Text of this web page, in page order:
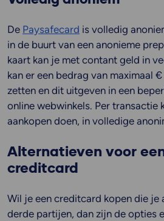
De Paysafecard is volledig
in de buurt van een anonieme
kaart kan je met contant geld in
kan er een bedrag van maximaal
zetten en dit uitgeven in een
online webwinkels. Per transactie
aankopen doen, in volledige
Alternatieven voor
creditcard
Wil je een creditcard kopen die je
derde partijen, dan zijn de opties